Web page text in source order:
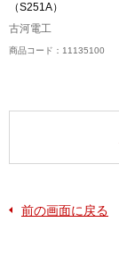
（S251A）
古河電工
商品コード：11135100
前の画面に戻る